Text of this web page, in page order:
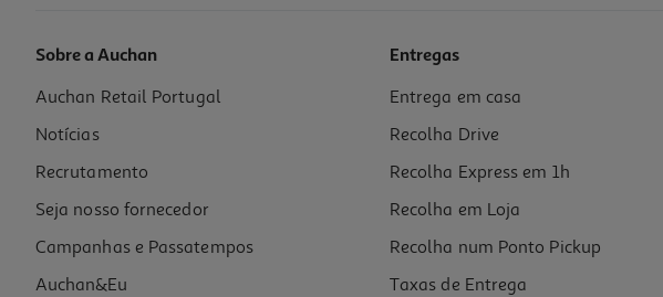
Sobre a Auchan
Auchan Retail Portugal
Notícias
Recrutamento
Seja nosso fornecedor
Campanhas e Passatempos
Auchan&Eu
Entregas
Entrega em casa
Recolha Drive
Recolha Express em 1h
Recolha em Loja
Recolha num Ponto Pickup
Taxas de Entrega